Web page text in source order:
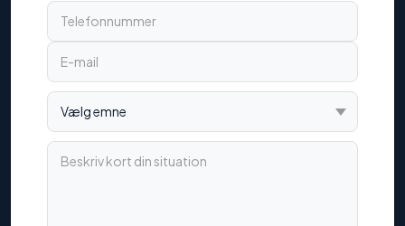
Telefonnummer
E-mail
Vælg emne
Beskriv kort din situation